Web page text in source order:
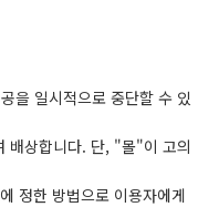
을 일시적으로 중단할 수 있
배상합니다. 단, "몰"이 고의
정한 방법으로 이용자에게